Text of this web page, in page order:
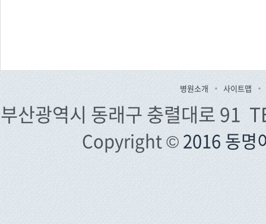
병원소개 사이트맵
부산광역시 동래구 충렬대로
Copyright ©2016 동명